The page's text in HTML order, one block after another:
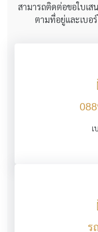
สามารถติดต่อขอใบเส
ตามที่อยู่และเบอ
เ
ร